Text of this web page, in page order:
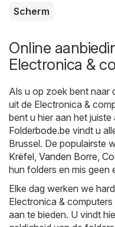
Scherm
Online
Electronica &
Als u op zoek bent naar
uit de Electronica &
bent u hier aan het
Folderbode.be vindt u
Brussel. De populairste
Krëfel Vanden Borre
hun folders en mis geen
Elke dag werken we
Electronica &
aan te bieden. U vindt